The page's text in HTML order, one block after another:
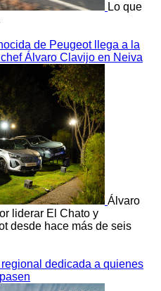
Lo que
de Peugeot llega a la
Álvaro Clavijo en Neiva
Álvaro
liderar El Chato y
desde hace más de seis
dedicada a quienes